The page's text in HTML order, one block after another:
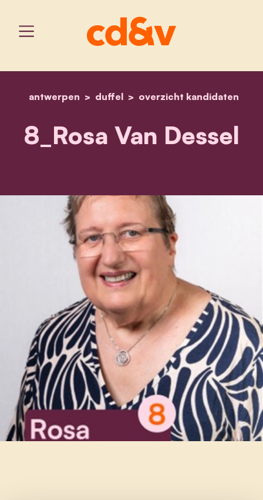
home
antwerpen duffel overzicht kandidaten
8_rosa van dessel
8_Rosa Van Dessel